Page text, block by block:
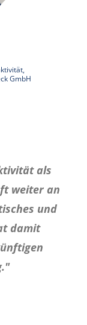
GmbH
als
weiter an
und
damit